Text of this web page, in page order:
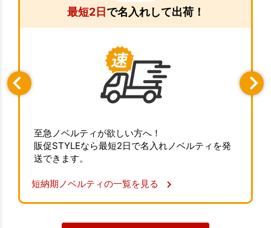
最短2日で名入れして出荷！
至急ノベルティが欲しい方へ！
販促STYLEなら最短2日で名入れノベルティを発
送できます。
短納期ノベルティの一覧を見る